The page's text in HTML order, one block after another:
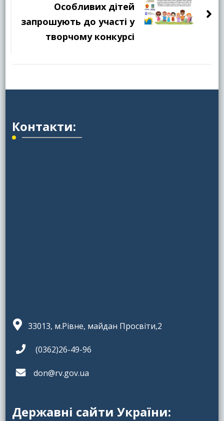
Особливих дітей
запрошують до участі у
творчому конкурсі
Контакти:
33013, м.Рівне, майдан Просвіти,2
(0362)26-49-96
don@rv.gov.ua
Державні сайти України: